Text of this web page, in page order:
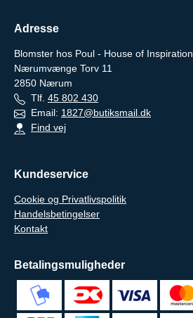
Adresse
Blomster hos Poul - House of Inspiration
Nærumvænge Torv 11
2850 Nærum
Tlf. 45 802 430
Email: 1827@butiksmail.dk
Find vej
Kundeservice
Cookie og Privatlivspolitik
Handelsbetingelser
Kontakt
Betalingsmuligheder